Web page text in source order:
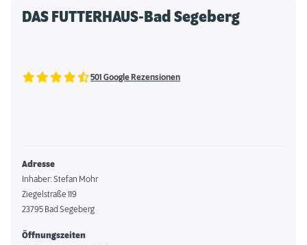
DAS FUTTERHAUS-Bad Segeberg
501 Google Rezensionen
Adresse
Inhaber: Stefan Mohr
Ziegelstraße 119
23795 Bad Segeberg
Öffnungszeiten